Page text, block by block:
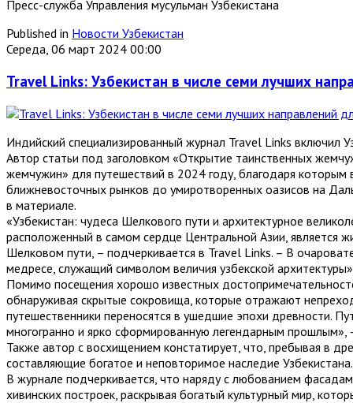
Пресс-служба Управления мусульман Узбекистана
Published in Новости Узбекистан
Середа, 06 март 2024 00:00
Travel Links: Узбекистан в числе семи лучших
Индийский специализированный журнал Travel Links включил
Автор статьи под заголовком «Открытие таинственных
жемчужин» для путешествий в 2024 году, благодаря
ближневосточных рынков до умиротворенных оазисов на
в материале.
«Узбекистан: чудеса Шелкового пути и архитектурное
расположенный в самом сердце Центральной Азии, является
Шелковом пути, – подчеркивается в Travel Links. – В
медресе, служащий символом величия узбекской
Помимо посещения хорошо известных
обнаруживая скрытые сокровища, которые отражают
путешественники переносятся в ушедшие эпохи древности.
многогранно и ярко сформированную легендарным прошлым»,
Также автор с восхищением констатирует, что, пребывая в
составляющие богатое и неповторимое наследие Узбекистана.
В журнале подчеркивается, что наряду с любованием
хивинских построек, раскрывая богатый культурный мир,